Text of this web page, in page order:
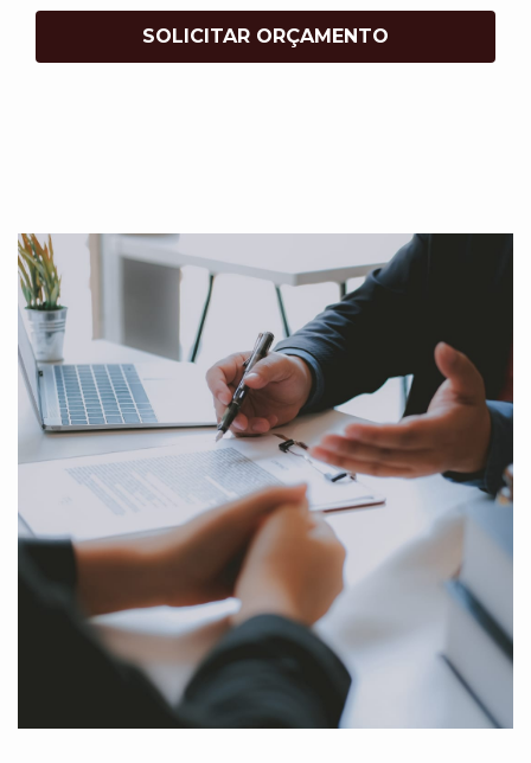
SOLICITAR ORÇAMENTO